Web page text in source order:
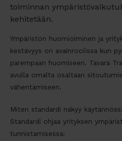
toiminnan
kehitetään.
Ympäristön huomioiminen ja
kestävyys on avainroolissa kun
parempaan huomiseen. Tavara
avulla omalta osaltaan
vähentämiseen.
Miten standardi näkyy
Standardi ohjaa yrityksen
tunnistamisessa: